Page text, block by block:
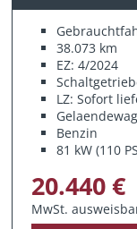
38.073 km
EZ: 4/2024
LZ: Sofort
Benzin
81 kW (110
20.440 €
MwSt.